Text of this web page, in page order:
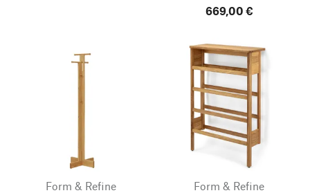
669,00 €
Form & Refine
Form & Refine